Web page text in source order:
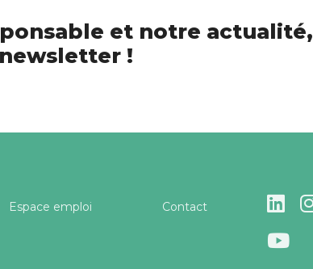
et notre actualité,
!
Espace emploi Contact